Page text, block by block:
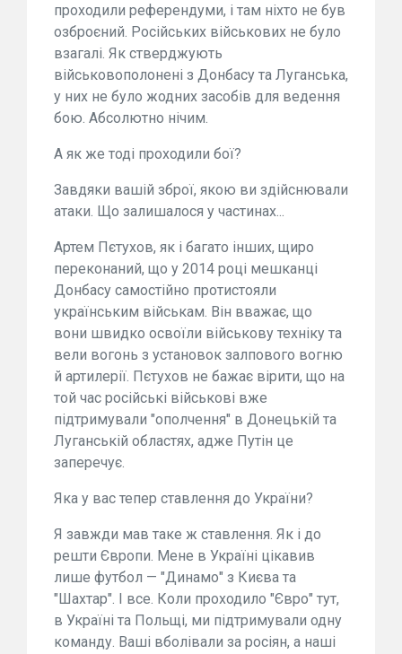
проходили референдуми, і там ніхто не був
озброєний. Російських військових не було
взагалі. Як стверджують
військовополонені з Донбасу та Луганська,
у них не було жодних засобів для ведення
бою. Абсолютно нічим.
А як же тоді проходили бої?
Завдяки вашій зброї, якою ви здійснювали
атаки. Що залишалося у частинах...
Артем Пєтухов, як і багато інших, щиро
переконаний, що у 2014 році мешканці
Донбасу самостійно протистояли
українським військам. Він вважає, що
вони швидко освоїли військову техніку та
вели вогонь з установок залпового вогню
й артилерії. Пєтухов не бажає вірити, що на
той час російські військові вже
підтримували "ополчення" в Донецькій та
Луганській областях, адже Путін це
заперечує.
Яка у вас тепер ставлення до України?
Я завжди мав таке ж ставлення. Як і до
решти Європи. Мене в Україні цікавив
лише футбол — "Динамо" з Києва та
"Шахтар". І все. Коли проходило "Євро" тут,
в Україні та Польщі, ми підтримували одну
команду. Ваші вболівали за росіян, а наші